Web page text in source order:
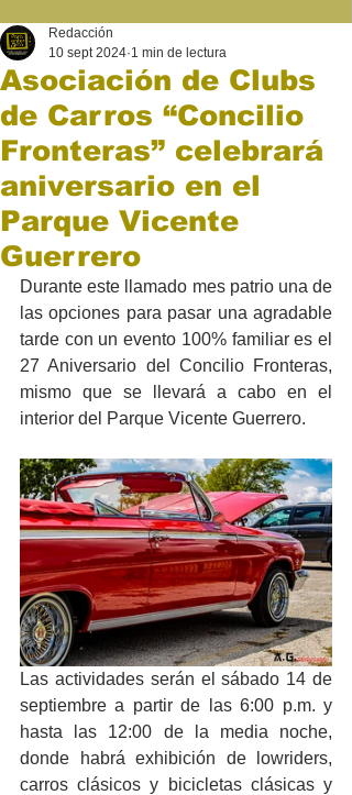
Asociación de Clubs
de Carros “Concilio
Fronteras” celebrará
aniversario en el
Parque Vicente
Guerrero
Redacción
10 sept 2024 1 min de lectura
Durante este llamado mes patrio una de
las opciones para pasar una agradable
tarde con un evento 100% familiar es el
27 Aniversario del Concilio Fronteras,
mismo que se llevará a cabo en el
interior del Parque Vicente Guerrero.
Las actividades serán el sábado 14 de
septiembre a partir de las 6:00 p.m. y
hasta las 12:00 de la media noche,
donde habrá exhibición de lowriders,
carros clásicos y bicicletas clásicas y